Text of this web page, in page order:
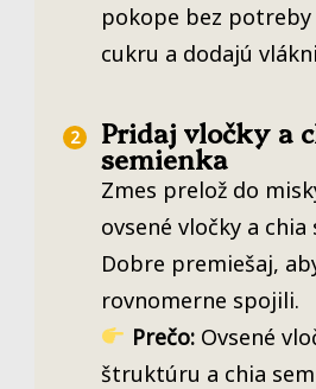
pokope bez
cukru a dodajú
Pridaj vločky a
semienka
Zmes prelož do
ovsené vločky a chia
Dobre premiešaj,
rovnomerne spojili.
Prečo:Ovsené
štruktúru a chia